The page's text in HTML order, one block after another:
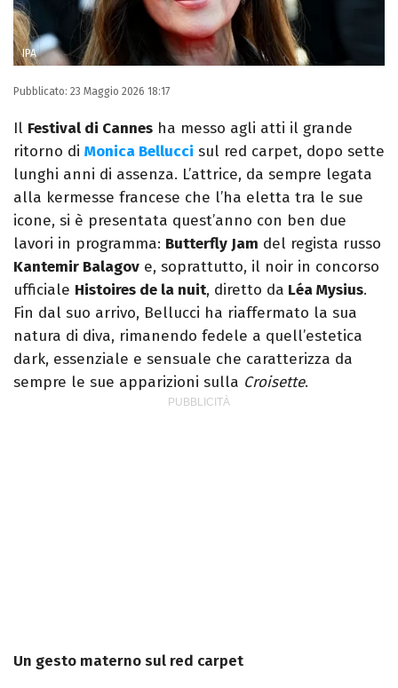
IPA
Pubblicato: 23 Maggio 2026 18:17
Il Festival di Cannes ha messo agli atti il grande
ritorno di Monica Bellucci sul red carpet, dopo sette
lunghi anni di assenza. L’attrice, da sempre legata
alla kermesse francese che l’ha eletta tra le sue
icone, si è presentata quest’anno con ben due
lavori in programma: Butterfly Jam del regista russo
Kantemir Balagov e, soprattutto, il noir in concorso
ufficiale Histoires de la nuit, diretto da Léa Mysius.
Fin dal suo arrivo, Bellucci ha riaffermato la sua
natura di diva, rimanendo fedele a quell’estetica
dark, essenziale e sensuale che caratterizza da
sempre le sue apparizioni sulla Croisette.
Un gesto materno sul red carpet